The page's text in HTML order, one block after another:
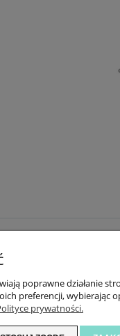
poprawne działanie
preferencji, wybierając
prywatności.